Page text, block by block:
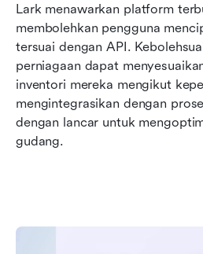
Lark menawarkan platform
membolehkan pengguna
tersuai dengan API.
perniagaan dapat
inventori mereka mengikut
mengintegrasikan dengan
dengan lancar untuk
gudang.